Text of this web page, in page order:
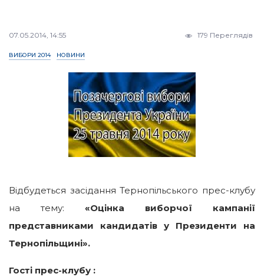
07.05.2014, 14:55 179 Переглядів
ВИБОРИ 2014 НОВИНИ
Відбудеться засідання Тернопільського прес-клубу
на тему: «Оцінка виборчої кампанії
представниками кандидатів у Президенти на
Тернопільщині».
Гості прес-клубу :